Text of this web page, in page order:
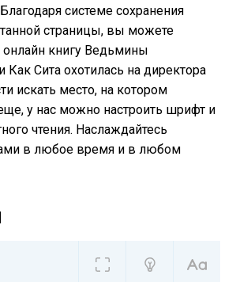
системе сохранения
страницы, вы можете
онлайн книгу Ведьмины
Как Сита охотилась на директора
искать место, на котором
у нас можно настроить шрифт и
чтения. Наслаждайтесь
в любое время и в любом